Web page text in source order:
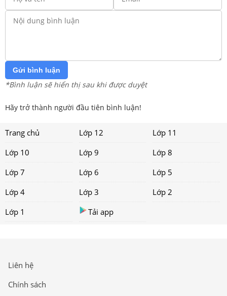
Gửi bình luận
*Bình luận sẽ hiển thị sau khi được duyệt
Hãy trở thành người đầu tiên bình luận!
Trang chủ Lớp 12
Lớp 11
Lớp 10
Lớp 9
Lớp 8
Lớp 7
Lớp 6
Lớp 5
Lớp 4
Lớp 3
Lớp 2
Lớp 1
Tải app
Liên hệ
Chính sách